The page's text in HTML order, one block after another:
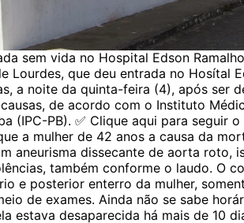
sem vida no Hospital Edson
Lourdes, que deu entrada no Hosítal
a noite da quinta-feira (4), após ser
de acordo com o Instituto
(IPC-PB). ✅ Clique aqui para seguir
a mulher de 42 anos a causa da
aneurisma dissecante de aorta roto,
também conforme o laudo. O
e posterior enterro da mulher,
de exames. Ainda não se sabe
estava desaparecida há mais de 10